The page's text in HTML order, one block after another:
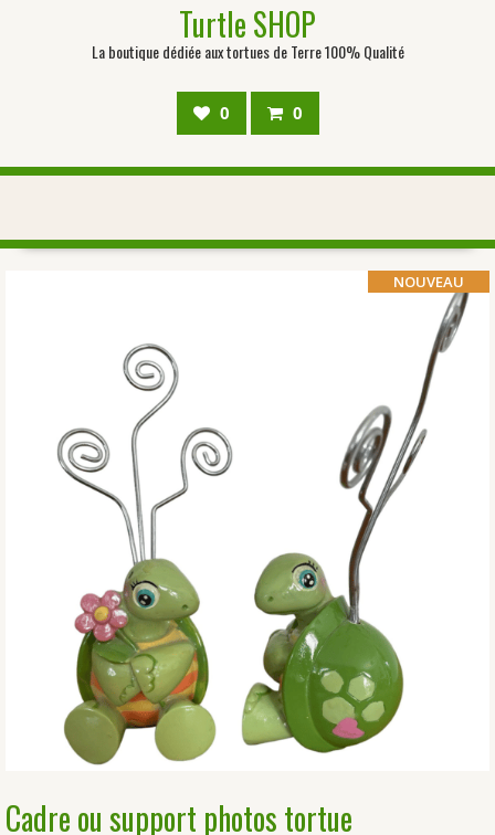
Turtle SHOP
La boutique dédiée aux tortues de Terre 100% Qualité
0 0
NOUVEAU
Cadre ou support photos tortue